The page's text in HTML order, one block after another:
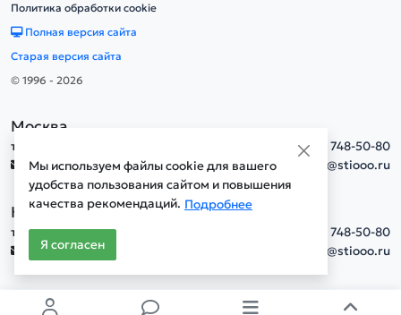
Мы используем файлы cookie для вашего
удобства пользования сайтом и повышения
качества рекомендаций. Подробнее
Я согласен
Политика обработки cookie
Полная версия сайта
Старая версия сайта
© 1996 - 2026
Москва
тел.
+7(495) 748-50-80
info@stiooo.ru
Новосибирск
тел.
+7(495) 748-50-80
info@stiooo.ru